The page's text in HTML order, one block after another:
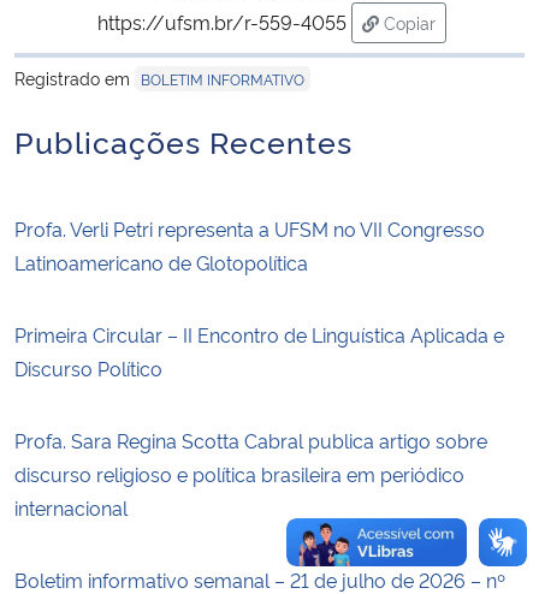
Ministério do Meio Ambiente
Ministério do Turismo
Ministério do Desenvolvimento Regional
Controladoria-Geral da União
Ministério da Mulher, da Família e dos Direitos Humanos
Secretaria-Geral
Gabinete de Segurança Institucional
https://ufsm.br/r-559-4055
Copiar
para área de
Registrado em
BOLETIM INFORMATIVO
Publicações Recentes
Profa. Verli Petri representa a UFSM no VII Congresso
Latinoamericano de Glotopolítica
Primeira Circular – II Encontro de Linguística Aplicada e
Discurso Político
Profa. Sara Regina Scotta Cabral publica artigo sobre
discurso religioso e política brasileira em periódico
internacional
Boletim informativo semanal – 21 de julho de 2026 – nº